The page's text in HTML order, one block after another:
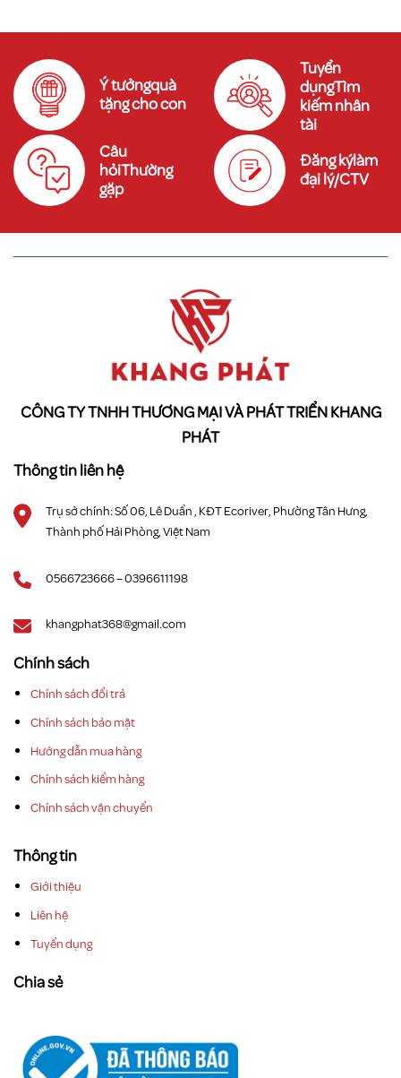
Ý tưởngquà
tặng cho con
Tuyển
dụngTìm
kiếm nhân
tài
Câu
hỏiThường
gặp
Đăng kýlàm
đại lý/CTV
CÔNG TY TNHH THƯƠNG MẠI VÀ PHÁT TRIỂN KHANG
PHÁT
Thông tin liên hệ
Trụ sở chính: Số 06, Lê Duẩn , KĐT Ecoriver, Phường Tân Hưng,
Thành phố Hải Phòng, Việt Nam
0566723666 – 0396611198
khangphat368@gmail.com
Chính sách
Chính sách đổi trả
Chính sách bảo mật
Hướng dẫn mua hàng
Chính sách kiểm hàng
Chính sách vận chuyển
Thông tin
Giới thiệu
Liên hệ
Tuyển dụng
Chia sẻ